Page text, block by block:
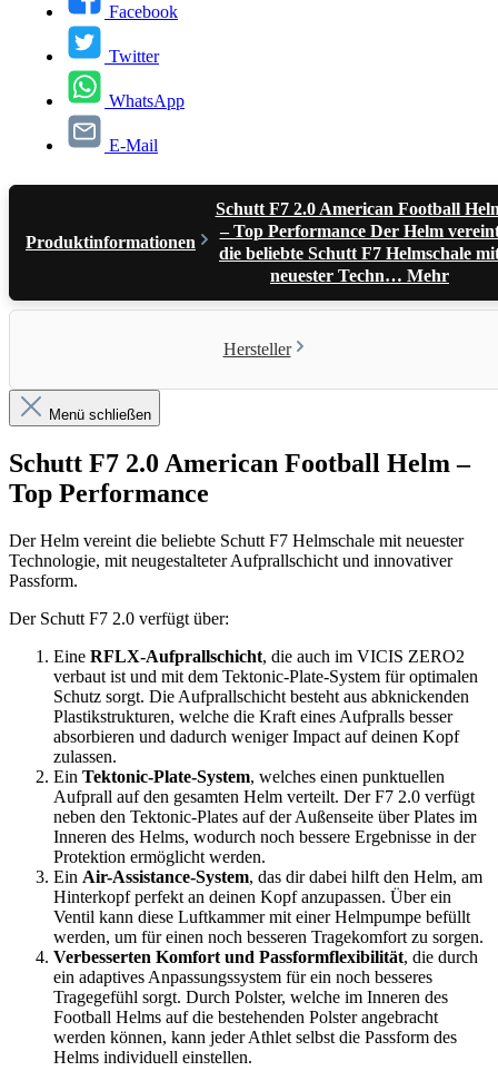
Facebook
Twitter
WhatsApp
E-Mail
Produktinformationen
Schutt F7 2.0 American Football
– Top Performance Der Helm
die beliebte Schutt F7 Helmschale
neuester Techn… Mehr
Hersteller
Menü schließen
Schutt F7 2.0 American Football Helm –
Top Performance
Der Helm vereint die beliebte Schutt F7 Helmschale mit neuester
Technologie, mit neugestalteter Aufprallschicht und innovativer
Passform.
Der Schutt F7 2.0 verfügt über:
Eine RFLX-Aufprallschicht, die auch im VICIS ZERO2
verbaut ist und mit dem Tektonic-Plate-System für optimalen
Schutz sorgt. Die Aufprallschicht besteht aus abknickenden
Plastikstrukturen, welche die Kraft eines Aufpralls besser
absorbieren und dadurch weniger Impact auf deinen Kopf
zulassen.
Ein Tektonic-Plate-System, welches einen punktuellen
Aufprall auf den gesamten Helm verteilt. Der F7 2.0 verfügt
neben den Tektonic-Plates auf der Außenseite über Plates im
Inneren des Helms, wodurch noch bessere Ergebnisse in der
Protektion ermöglicht werden.
Ein Air-Assistance-System, das dir dabei hilft den Helm, am
Hinterkopf perfekt an deinen Kopf anzupassen. Über ein
Ventil kann diese Luftkammer mit einer Helmpumpe befüllt
werden, um für einen noch besseren Tragekomfort zu sorgen.
Verbesserten Komfort und Passformflexibilität, die durch
ein adaptives Anpassungssystem für ein noch besseres
Tragegefühl sorgt. Durch Polster, welche im Inneren des
Football Helms auf die bestehenden Polster angebracht
werden können, kann jeder Athlet selbst die Passform des
Helms individuell einstellen.